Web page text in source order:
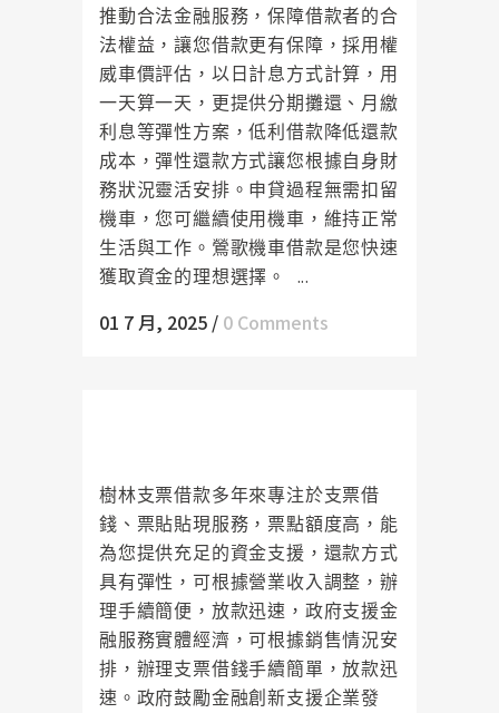
推動合法金融服務，保障借款者的合
法權益，讓您借款更有保障，採用權
威車價評估，以日計息方式計算，用
一天算一天，更提供分期攤還、月繳
利息等彈性方案，低利借款降低還款
成本，彈性還款方式讓您根據自身財
務狀況靈活安排。申貸過程無需扣留
機車，您可繼續使用機車，維持正常
生活與工作。鶯歌機車借款是您快速
獲取資金的理想選擇。 ...
01 7 月, 2025 / 0 Comments
樹林支票借款多年來專注於支票借
錢、票貼貼現服務，票點額度高，能
為您提供充足的資金支援，還款方式
具有彈性，可根據營業收入調整，辦
理手續簡便，放款迅速，政府支援金
融服務實體經濟，可根據銷售情況安
排，辦理支票借錢手續簡單，放款迅
速。政府鼓勵金融創新支援企業發